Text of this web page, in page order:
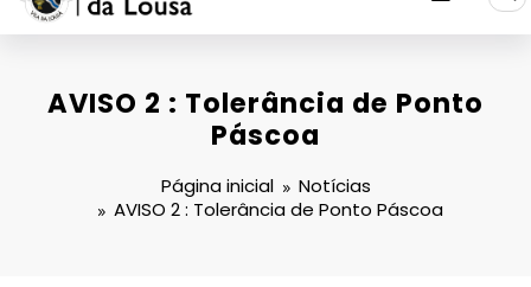
AVISO 2 : Tolerância de Ponto
Páscoa
Página inicial
Notícias
AVISO 2 : Tolerância de Ponto Páscoa